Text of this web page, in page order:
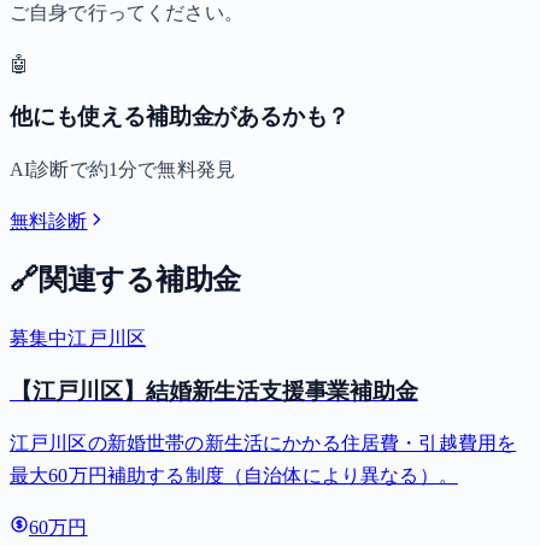
ご自身で行ってください。
🤖
他にも使える補助金があるかも？
AI診断で約1分で無料発見
無料診断
🔗関連する補助金
募集中江戸川区
【江戸川区】結婚新生活支援事業補助金
江戸川区の新婚世帯の新生活にかかる住居費・引越費用を
最大60万円補助する制度（自治体により異なる）。
60万円